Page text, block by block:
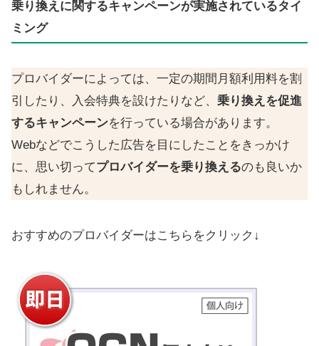
乗り換えに関するキャンペーンが実施されているタイ
ミング
プロバイダーによっては、一定の期間月額利用料を割
引したり、入会特典を設けたりなど、 乗り換えを促進
するキャンペーンを行っている場合があります。
Webなどでこうした広告を目にしたことをきっかけ
に、思い切ってプロバイダーを乗り換えるのも良いか
もしれません。
おすすめのプロバイダーはこちらをクリック↓